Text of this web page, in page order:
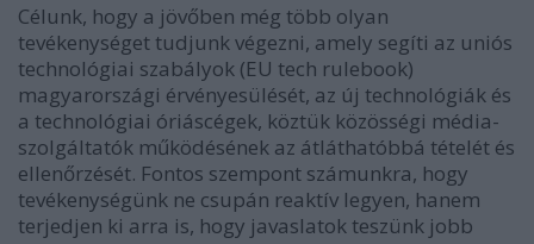
Célunk, hogy a jövőben még több olyan
tevékenységet tudjunk végezni, amely segíti az uniós
technológiai szabályok (EU tech rulebook)
magyarországi érvényesülését, az új technológiák és
a technológiai óriáscégek, köztük közösségi média-
szolgáltatók működésének az átláthatóbbá tételét és
ellenőrzését. Fontos szempont számunkra, hogy
tevékenységünk ne csupán reaktív legyen, hanem
terjedjen ki arra is, hogy javaslatok teszünk jobb